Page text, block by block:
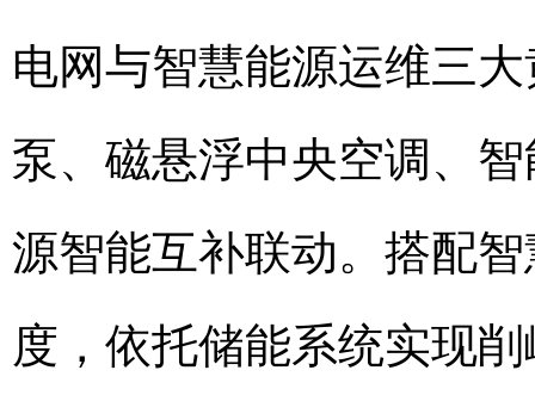
电网与智慧能源运维三
泵、磁悬浮中央空调、
源智能互补联动。搭配
度，依托储能系统实现